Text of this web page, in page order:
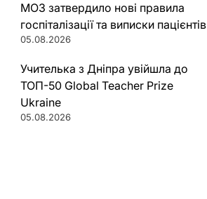
МОЗ затвердило нові правила
госпіталізації та виписки пацієнтів
05.08.2026
Учителька з Дніпра увійшла до
ТОП-50 Global Teacher Prize
Ukraine
05.08.2026